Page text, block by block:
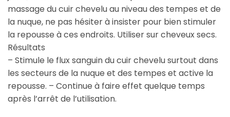
massage du cuir chevelu au niveau des tempes et de
la nuque, ne pas hésiter à insister pour bien stimuler
la repousse à ces endroits. Utiliser sur cheveux secs.
Résultats
– Stimule le flux sanguin du cuir chevelu surtout dans
les secteurs de la nuque et des tempes et active la
repousse. – Continue à faire effet quelque temps
après l’arrêt de l’utilisation.